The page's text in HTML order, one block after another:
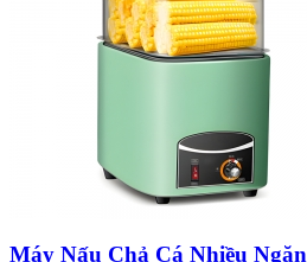
Máy Nấu Chả Cá Nhiều Ngăn